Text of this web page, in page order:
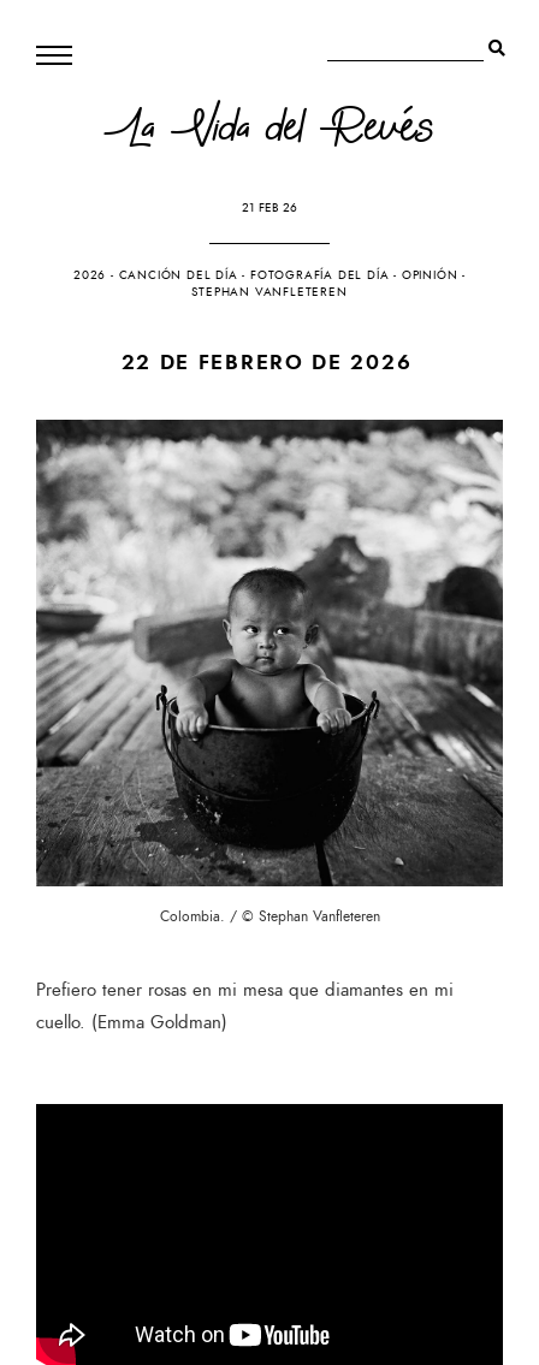
La Vida del Revés
21 FEB 26
2026 - CANCIÓN DEL DÍA - FOTOGRAFÍA DEL DÍA - OPINIÓN -
STEPHAN VANFLETEREN
22 DE FEBRERO DE 2026
Colombia. / © Stephan Vanfleteren
Prefiero tener rosas en mi mesa que diamantes en mi
cuello. (Emma Goldman)